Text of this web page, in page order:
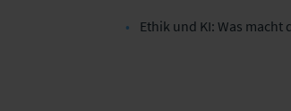
Ethik und KI: Was